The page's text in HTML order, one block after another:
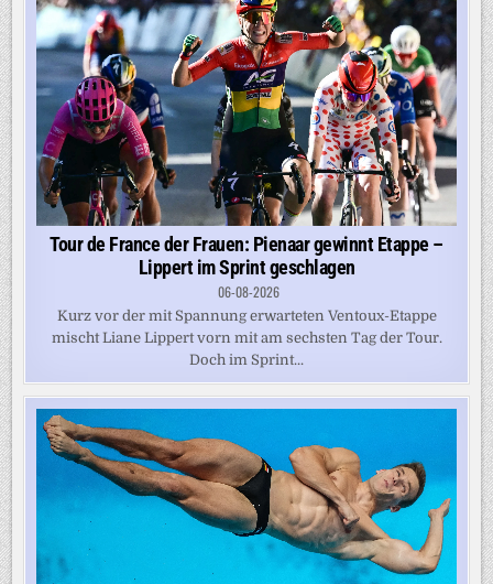
Tour de France der Frauen: Pienaar gewinnt Etappe –
Lippert im Sprint geschlagen
06-08-2026
Kurz vor der mit Spannung erwarteten Ventoux-Etappe
mischt Liane Lippert vorn mit am sechsten Tag der Tour.
Doch im Sprint...